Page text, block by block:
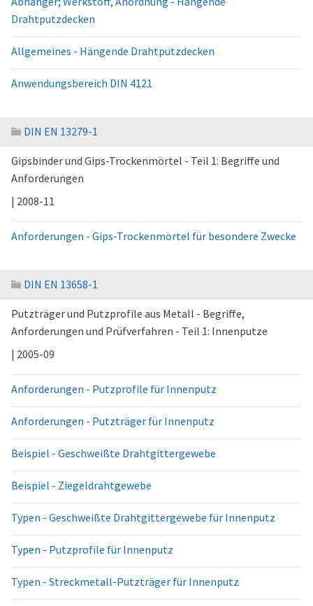
Drahtputzdecken
Allgemeines - Hängende Drahtputzdecken
Anwendungsbereich DIN 4121
DIN EN 13279-1
Gipsbinder und Gips-Trockenmörtel - Teil 1: Begriffe und
Anforderungen
| 2008-11
Anforderungen - Gips-Trockenmörtel für besondere Zwecke
DIN EN 13658-1
Putzträger und Putzprofile aus Metall - Begriffe,
Anforderungen und Prüfverfahren - Teil 1: Innenputze
| 2005-09
Anforderungen - Putzprofile für Innenputz
Anforderungen - Putzträger für Innenputz
Beispiel - Geschweißte Drahtgittergewebe
Beispiel - Ziegeldrahtgewebe
Typen - Geschweißte Drahtgittergewebe für Innenputz
Typen - Putzprofile für Innenputz
Typen - Streckmetall-Putzträger für Innenputz